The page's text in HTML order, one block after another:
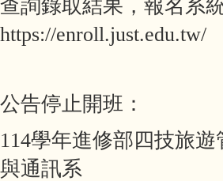
查詢錄取結果，報名系
https://enroll.just.edu.tw/
公告停止開班：
114學年進修部四技旅
與通訊系